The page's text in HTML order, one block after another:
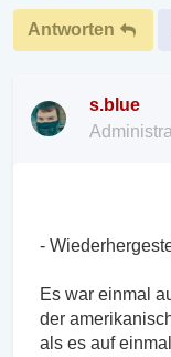
Antworten
s.blue
-
Es war einmal
der
als es auf